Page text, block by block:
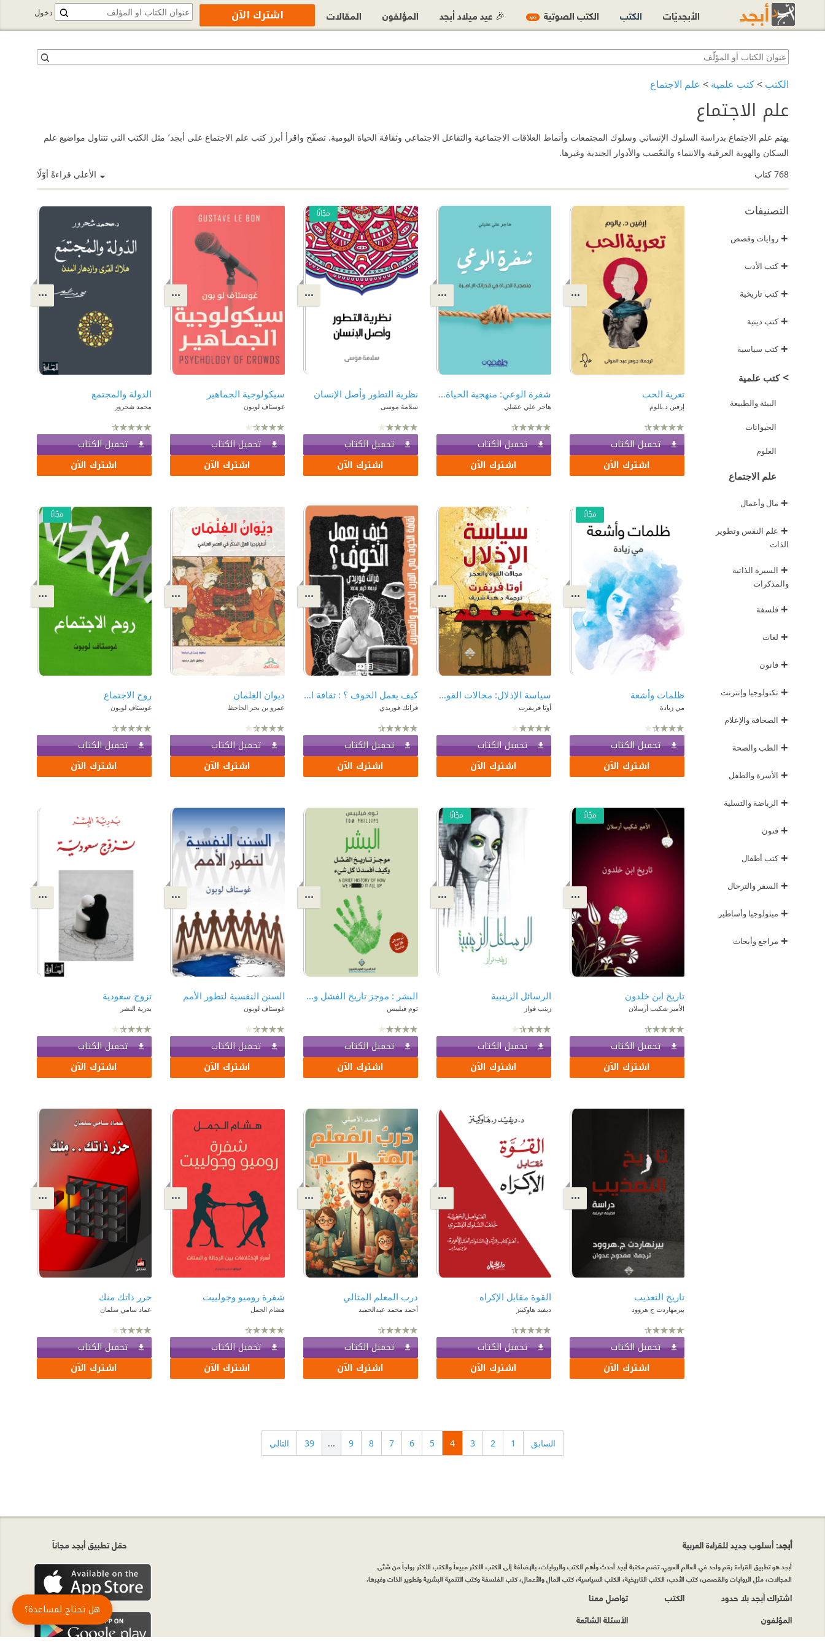
الكتب >كتب علمية > علم الاجتماع
علم الاجتماع
يهتم علم الاجتماع بدراسة السلوك الإنساني وسلوك المجتمعات وأنماط العلاقات الاجتماعية والتفاعل الاجتماعي وثقافة الحياة اليومية. تصفّح واقرأ أبرز كتب علم الاجتماع على أبجد٬ مثل الكتب التي تتناول مواضيع علم
السكان والهوية العرقية والانتماء والتعّصب والأدوار الجندية وغيرها.
الأعلى قراءةً أوّلًا
768 كتاب
التصنيفات
+ روايات وقصص
+كتب الأدب
+كتب تاريخية
+كتب دينية
+كتب سياسية
>كتب علمية
البيئة والطبيعة
الحيوانات
العلوم
علم الاجتماع
+ مال وأعمال
+ علم النفس وتطوير
الذات
+ السيرة الذاتية
والمذكرات
+ فلسفة
+ لغات
+ قانون
+ تكنولوجيا وإنترنت
+ الصحافة والإعلام
+ الطب والصحة
+ الأسرة والطفل
+ الرياضة والتسلية
+ فنون
+كتب أطفال
+ السفر والترحال
+ ميثولوجيا وأساطير
+ مراجع وأبحاث
تعرية الحب
إرفين د.يالوم
تحميل الكتاب
اشترك الآن
شفرة الوعي: منهجية الحياة في قدراتك الباهرة
هاجر علي عقيلي
تحميل الكتاب
اشترك الآن
نظرية التطور وأصل الإنسان
سلامة موسى
تحميل الكتاب
مجّانًا
اشترك الآن
سيكولوجية الجماهير
غوستاف لوبون
تحميل الكتاب
اشترك الآن
الدولة والمجتمع
محمد شحرور
تحميل الكتاب
اشترك الآن
ظلمات وأشعة
مي زيادة
تحميل الكتاب
مجّانًا
اشترك الآن
سياسة الإذلال: مجالات القوة والعجز
أوتا فريفرت
تحميل الكتاب
اشترك الآن
كيف يعمل الخوف ؟ : ثقافة الخوف في القرن الحادي والعشرين
فرانك فوريدي
تحميل الكتاب
اشترك الآن
ديوان الغِلمان
عمرو بن بحر الجاحظ
تحميل الكتاب
اشترك الآن
روح الاجتماع
غوستاف لوبون
تحميل الكتاب
مجّانًا
اشترك الآن
تاريخ ابن خلدون
الأمير شكيب أرسلان
تحميل الكتاب
مجّانًا
اشترك الآن
الرسائل الزينبية
زينب فواز
تحميل الكتاب
مجّانًا
اشترك الآن
البشر : موجز تاريخ الفشل وكيف أفسدنا كل شيء
توم فيليبس
تحميل الكتاب
اشترك الآن
السنن النفسية لتطور الأمم
غوستاف لوبون
تحميل الكتاب
اشترك الآن
تزوج سعودية
بدرية البشر
تحميل الكتاب
اشترك الآن
تاريخ التعذيب
بيرمهاردت ج هروود
تحميل الكتاب
اشترك الآن
القوة مقابل الإكراه
ديفيد هاوكينز
تحميل الكتاب
اشترك الآن
درب المعلم المثالي
أحمد محمد عبدالحميد
تحميل الكتاب
اشترك الآن
شفرة روميو وجولييت
هشام الجمل
تحميل الكتاب
اشترك الآن
حرر ذاتك منك
عماد سامي سلمان
تحميل الكتاب
اشترك الآن
السابق 1
2
3
4
5
6
7
8
9
...
39 التالي
دخول الأبجديّات الكتب الكتب الصوتية جديد 🎉 عيد ميلاد أبجد المؤلفون المقالات اشترك الآن
حمّل تطبيق أبجد مجاناً أبجد: أسلوب جديد للقراءة العربية
أبجد هو تطبيق القراءة رقم واحد في العالم العربي. تضم مكتبة أبجد أحدث وأهم الكتب والروايات، بالإضافة إلى الكتب الأكثر مبيعاً والكتب الأكثر رواجاً من شتّى
المجالات، مثل الروايات والقصص، كتب الأدب، الكتب التاريخية، الكتب السياسية، كتب المال والأعمال، كتب الفلسفة وكتب التنمية البشرية وتطوير الذات وغيرها.
اشتراك أبجد بلا حدود
المؤلفون
الكتب
تواصل معنا
الأسئلة الشائعة
هل تحتاج لمساعدة؟